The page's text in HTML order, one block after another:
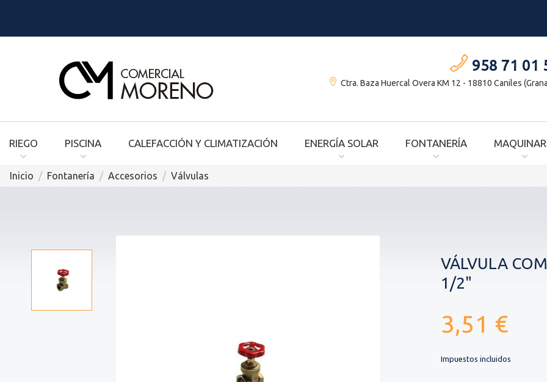
958 71 01
Ctra. Baza Huercal Overa KM 12 - 18810 Caniles
RIEGO PISCINA CALEFACCIÓN Y CLIMATIZACIÓN ENERGÍA SOLAR FONTANERÍA
Inicio Fontanería Accesorios Válvulas
VÁLVULA
1/2"
3,51 €
Impuestos incluidos